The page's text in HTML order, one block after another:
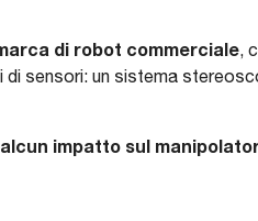
di robot commerciale,
sensori: un sistema
impatto sul